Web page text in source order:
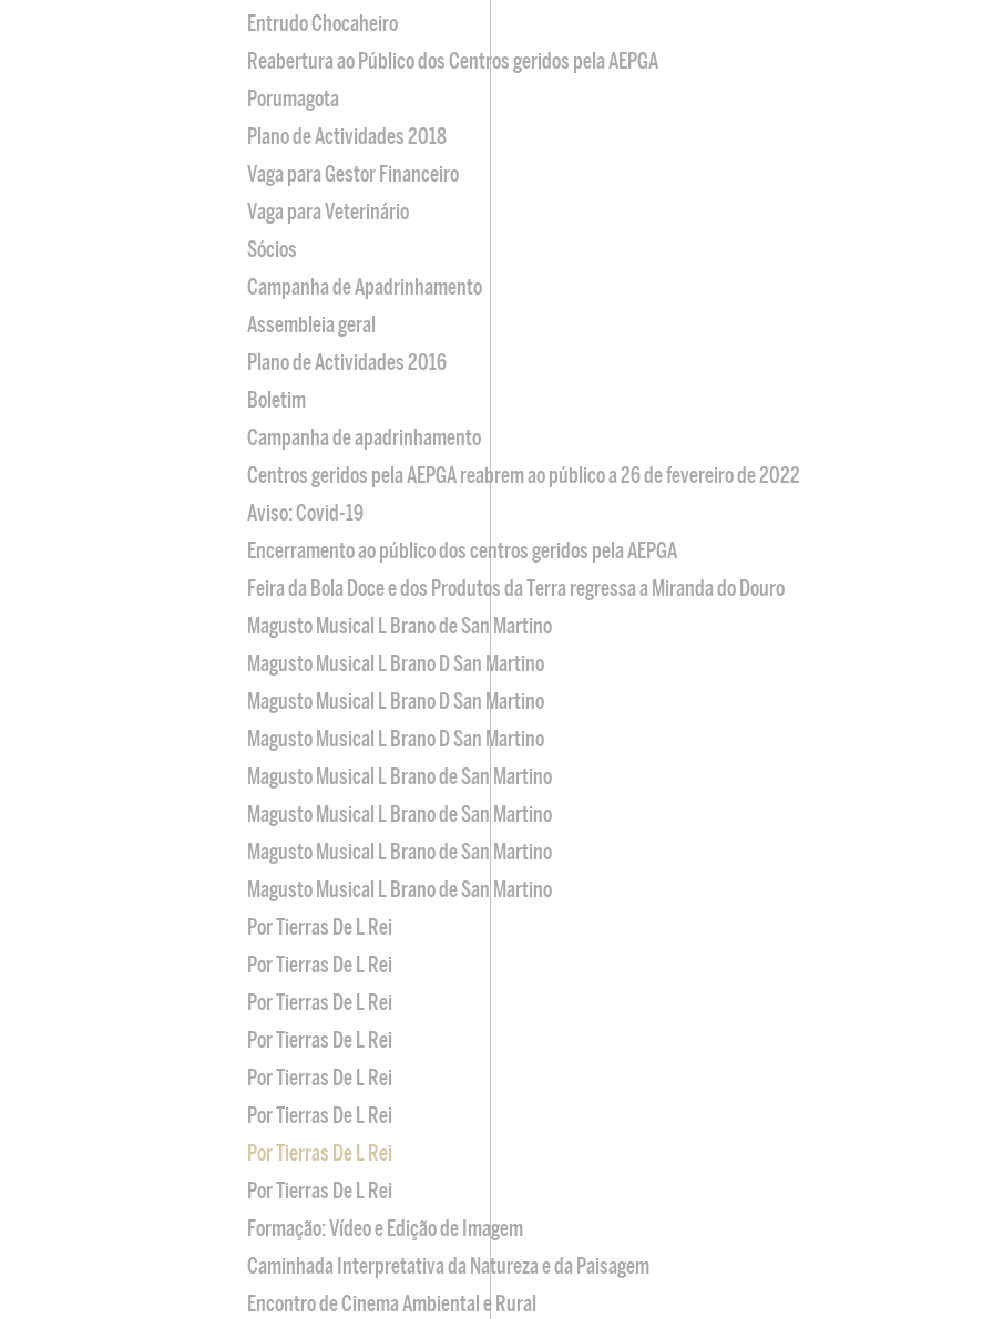
Entrudo Chocaheiro
Reabertura ao Público dos Centros geridos pela AEPGA
Porumagota
Plano de Actividades 2018
Vaga para Gestor Financeiro
Vaga para Veterinário
Sócios
Campanha de Apadrinhamento
Assembleia geral
Plano de Actividades 2016
Boletim
Campanha de apadrinhamento
Centros geridos pela AEPGA reabrem ao público a 26 de fevereiro de 2022
Aviso: Covid-19
Encerramento ao público dos centros geridos pela AEPGA
Feira da Bola Doce e dos Produtos da Terra regressa a Miranda do Douro
Magusto Musical L Brano de San Martino
Magusto Musical L Brano D San Martino
Magusto Musical L Brano D San Martino
Magusto Musical L Brano D San Martino
Magusto Musical L Brano de San Martino
Magusto Musical L Brano de San Martino
Magusto Musical L Brano de San Martino
Magusto Musical L Brano de San Martino
Por Tierras De L Rei
Por Tierras De L Rei
Por Tierras De L Rei
Por Tierras De L Rei
Por Tierras De L Rei
Por Tierras De L Rei
Por Tierras De L Rei
Por Tierras De L Rei
Formação: Vídeo e Edição de Imagem
Caminhada Interpretativa da Natureza e da Paisagem
Encontro de Cinema Ambiental e Rural